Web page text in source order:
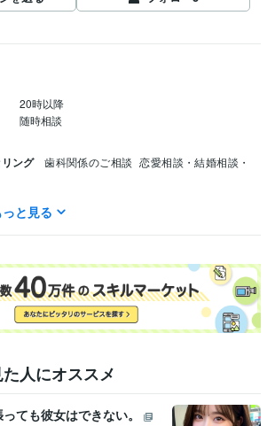
　20時以降
　随時相談
ング 歯科関係のご相談 恋愛相談・結婚相談・
歯科関係執筆　ブログ記事作成
と見る
人にオススメ
ても彼女はできない。